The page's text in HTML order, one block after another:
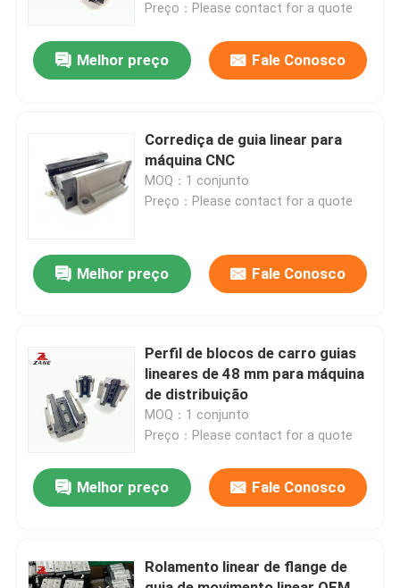
Casa
Quem Somos
Controle de Qualidade
Fale Conosco
notícias
Todos os casos
Guia linear
Preço：Please contact for a quote
Melhor preço Fale Conosco
Corrediça de guia linear para
máquina CNC
MOQ：1 conjunto
Preço：Please contact for a quote
Melhor preço Fale Conosco
Perfil de blocos de carro guias
lineares de 48 mm para máquina
de distribuição
MOQ：1 conjunto
Preço：Please contact for a quote
Melhor preço Fale Conosco
Rolamento linear de flange de